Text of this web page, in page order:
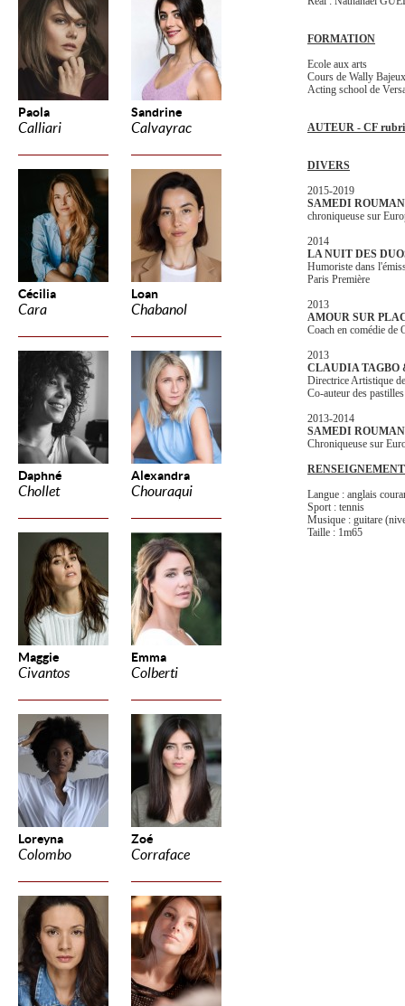
Paola
Calliari
Sandrine
Calvayrac
Cécilia
Cara
Loan
Chabanol
Daphné
Chollet
Alexandra
Chouraqui
Maggie
Civantos
Emma
Colberti
Loreyna
Colombo
Zoé
Corraface
FORMATION
Ecole aux arts
Cours de Wally
Acting school de
AUTEUR - CF
DIVERS
2015-2019
SAMEDI
chroniqueuse sur
2014
LA NUIT DES
Humoriste dans
Paris Première
2013
AMOUR SUR
Coach en comédie
2013
CLAUDIA TAGBO
Directrice Artistique
Co-auteur des
2013-2014
SAMEDI
Chroniqueuse sur
Langue : anglais
Sport : tennis
Musique : guitare
Taille : 1m65